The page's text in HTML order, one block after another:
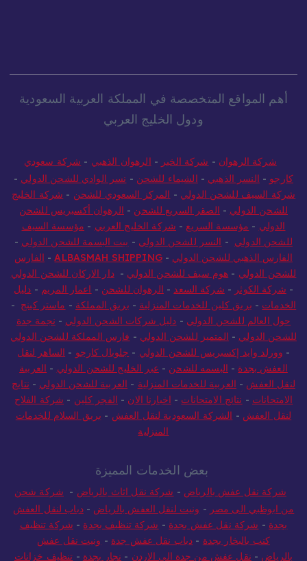
أهم المواقع المتخصصة في المملكة العربية السعودية
ودول الخليج العربي
شركة الرهوان شركة الخير- الرهوان الذهبي
شركة سعودي
كارجو - النسر الذهبي - الشيماء للشحن- نسر الوادي للشحن الدولي
شركة السيف للشحن الدولي
المركز السعودي للشحن
شركة الخليج
للشحن الدولي
الصقر السريع للشحن
الرهوان أكسبريس للشحن
الدولي- مؤسسة السريع- شركة الخليج العربي -مؤسسة السيف
للشحن الدولي
- النسر للشحن الدولي-بيت البسمة للشحن الدولي
الفارس الذهبي للشحن الدولي
ALBASMAH SHIPPING
الفارس
للشحن الدولي
هوم سيف للشحن الدولي-
دار الاركان للشحن الدولي
- شركة الكوثر -شركة السعد - الرهوان للشحن اعمار المريم - دليل
الخدمات - بريق كلين للخدمات المنزلية- بريق المملكة - ماستر كينج -
حول العالم للشحن الدولي
دليل شركات الشحن الدولي -
نجمة جدة
للشحن الدولي - المتميز للشحن الدولي
فارس المملكة للشحن الدولي
-وورلد وايد إكسبريس للشحن الدولي- جلوبال كارجو - الساهر لنقل
العفش بجدة
- البسمه للشحن - عبر الخليج للشحن الدولي -
العربية
لنقل العفش
-العربية للخدمات المنزلية- العربية للشحن الدولي - نتايج
الامتحانات - نتائج الامتحانات اخبارنا الان - الفجر كلين -شركة الفلاح
الشركة السعودية لنقل العفش
بعض الخدمات المميزة
شركة نقل عفش بالرياض - شركة نقل اثاث بالرياض -
شركة شحن
من ابوظبي الى مصر- ونيت لنقل العفش بالرياض - دباب لنقل العفش
بجدة- شركة نقل عفش بجدة- شركة تنظيف بجدة -شركة تنظيف
كنب بالبخار بجدة
دباب نقل عفش جدة-
ونيت نقل عفش